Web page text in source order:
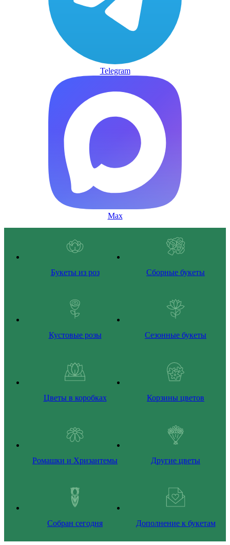
Telegram
Max
Букеты из роз Сборные букеты
Кустовые розы Сезонные букеты
Цветы в коробках Корзины цветов
Ромашки и Хризантемы Другие цветы
Собран сегодня Дополнение к букетам